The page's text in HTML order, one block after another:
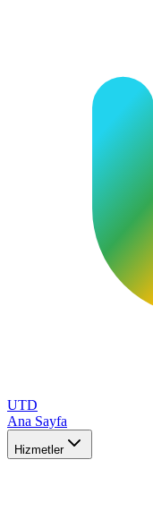
UTD
Ana Sayfa
Hizmetler